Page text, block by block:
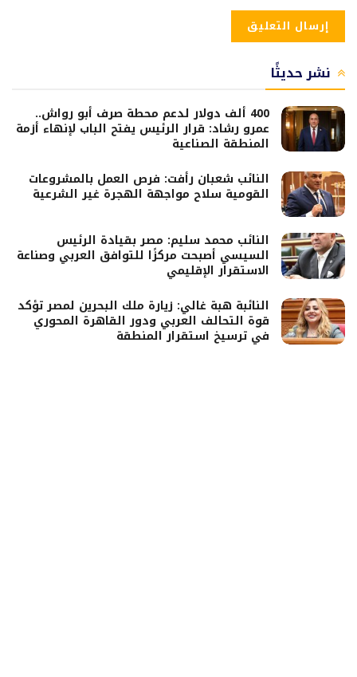
نشر حديثًا
400 ألف دولار لدعم محطة صرف أبو رواش..
عمرو رشاد: قرار الرئيس يفتح الباب لإنهاء أزمة
المنطقة الصناعية
النائب شعبان رأفت: فرص العمل بالمشروعات
القومية سلاح مواجهة الهجرة غير الشرعية
النائب محمد سليم: مصر بقيادة الرئيس
السيسي أصبحت مركزًا للتوافق العربي وصناعة
الاستقرار الإقليمي
النائبة هبة غالي: زيارة ملك البحرين لمصر تؤكد
قوة التحالف العربي ودور القاهرة المحوري
في ترسيخ استقرار المنطقة